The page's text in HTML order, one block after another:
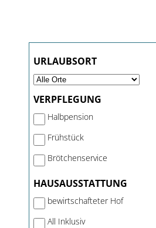
URLAUBSORT
VERPFLEGUNG
Halbpension
Frühstück
Brötchenservice
HAUSAUSSTATTUNG
bewirtschafteter Hof
All Inklusiv